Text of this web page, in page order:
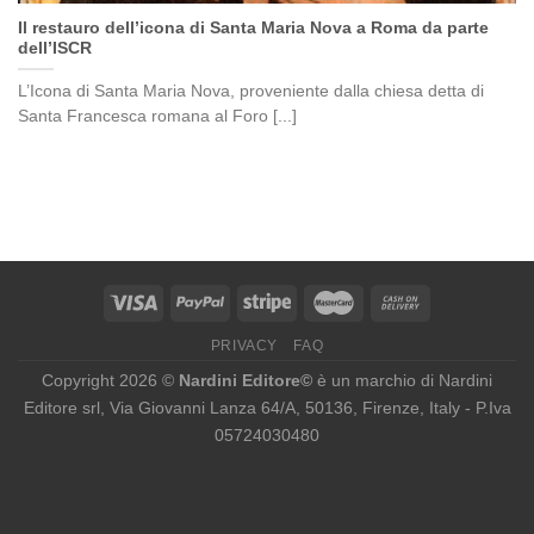
Il restauro dell’icona di Santa Maria Nova a Roma da parte
dell’ISCR
L’Icona di Santa Maria Nova, proveniente dalla chiesa detta di
Santa Francesca romana al Foro [...]
PRIVACY FAQ
Copyright 2026 © Nardini Editore© è un marchio di Nardini
Editore srl, Via Giovanni Lanza 64/A, 50136, Firenze, Italy - P.Iva
05724030480